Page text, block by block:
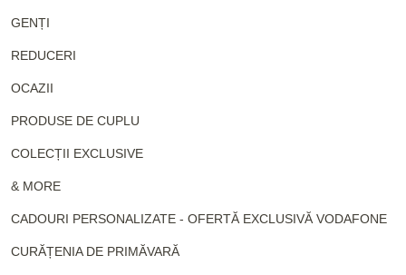
GENȚI
REDUCERI
OCAZII
PRODUSE DE CUPLU
COLECȚII EXCLUSIVE
& MORE
CADOURI PERSONALIZATE - OFERTĂ EXCLUSIVĂ VODAFONE
CURĂȚENIA DE PRIMĂVARĂ